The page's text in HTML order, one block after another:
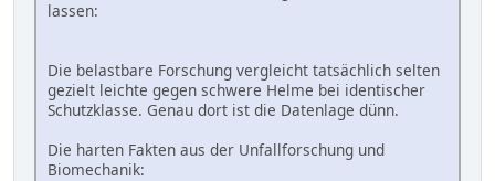
lassen:
Die belastbare Forschung vergleicht tatsächlich selten
gezielt leichte gegen schwere Helme bei identischer
Schutzklasse. Genau dort ist die Datenlage dünn.
Die harten Fakten aus der Unfallforschung und
Biomechanik: